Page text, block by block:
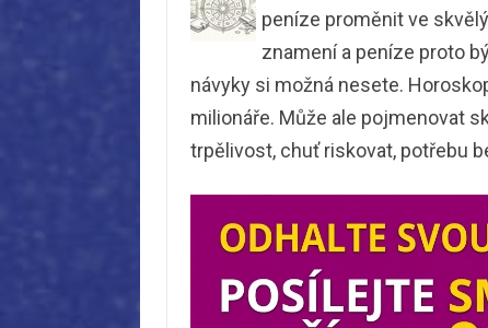
peníze proměnit ve
znamení a peníze proto
návyky si možná nesete.
milionáře. Může ale pojmenovat
trpělivost, chuť riskovat, potřebu